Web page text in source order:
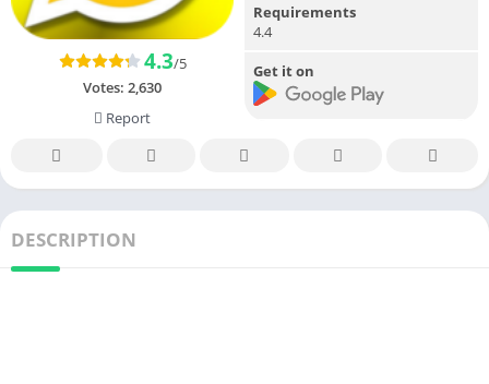
4.3/5
Votes: 2,630
Report
Requirements
4.4
Get it on
DESCRIPTION